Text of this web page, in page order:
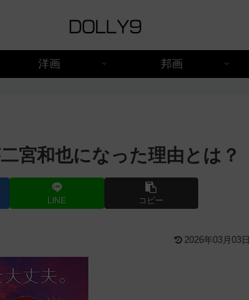
洋画 邦画
宮和也になった理由とは？
LINE コピー
2026年03月03日